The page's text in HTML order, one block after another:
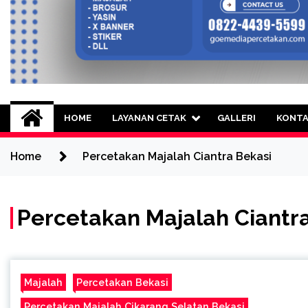
Goe Media
0822-4439-5599 (Call/WA)
HOME LAYANAN CETAK GALLERI
Home Percetakan Majalah Ciantra Bekasi
Percetakan Majalah
Majalah Percetakan Bekasi